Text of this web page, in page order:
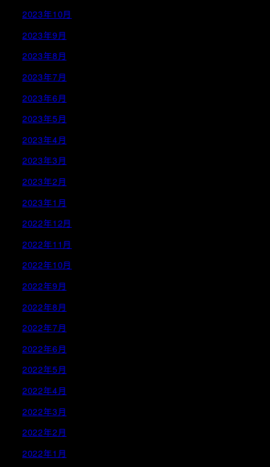
2023年10月
2023年9月
2023年8月
2023年7月
2023年6月
2023年5月
2023年4月
2023年3月
2023年2月
2023年1月
2022年12月
2022年11月
2022年10月
2022年9月
2022年8月
2022年7月
2022年6月
2022年5月
2022年4月
2022年3月
2022年2月
2022年1月